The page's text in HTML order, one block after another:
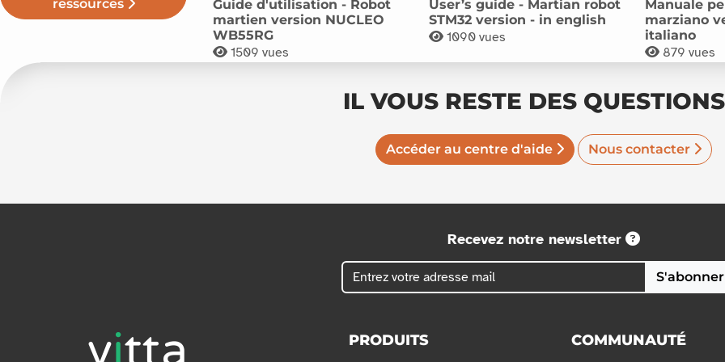
ressources
Guide d'utilisation - Robot
martien version NUCLEO
WB55RG
1509 vues
User’s guide - Martian robot
STM32 version - in english
1090 vues
Manuale
marziano
italiano
879 vues
IL VOUS RESTE DES
Accéder au centre d'aide Nous contacter
Recevez notre newsletter
S'abonner
PRODUITS
COMMUNAUTÉ